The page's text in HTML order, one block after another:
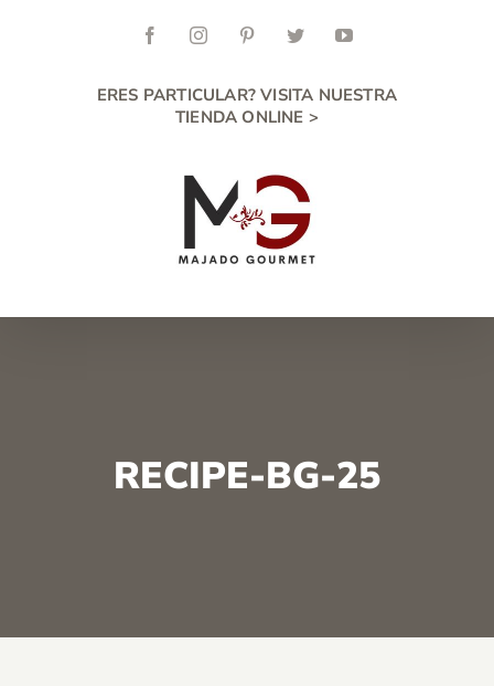
ERES PARTICULAR? VISITA NUESTRA
TIENDA ONLINE >
RECIPE-BG-25